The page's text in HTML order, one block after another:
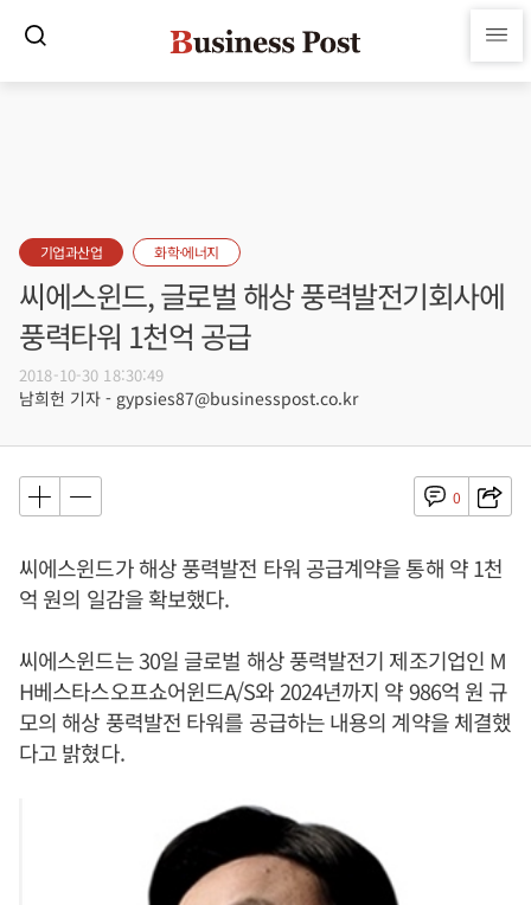
기업과산업 화학·에너지
씨에스윈드, 글로벌 해상 풍력발전기회사에
풍력타워 1천억 공급
2018-10-30 18:30:49
남희헌 기자 - gypsies87@businesspost.co.kr
0
씨에스윈드가 해상 풍력발전 타워 공급계약을 통해 약 1천
억 원의 일감을 확보했다.
씨에스윈드는 30일 글로벌 해상 풍력발전기 제조기업인 M
H베스타스오프쇼어윈드A/S와 2024년까지 약 986억 원 규
모의 해상 풍력발전 타워를 공급하는 내용의 계약을 체결했
다고 밝혔다.